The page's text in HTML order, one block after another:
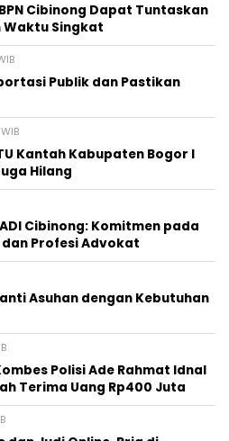
Cibinong Dapat Tuntaskan
Waktu Singkat
Publik dan Pastikan
Kantah Kabupaten Bogor I
Hilang
Cibinong: Komitmen pada
Profesi Advokat
Asuhan dengan Kebutuhan
Polisi Ade Rahmat Idnal
Terima Uang Rp400 Juta